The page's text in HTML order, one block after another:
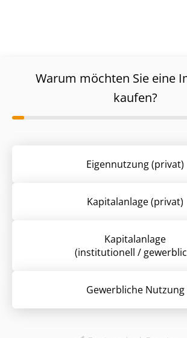
Warum möchten Sie eine
kaufen?
Eigennutzung (privat)
Kapitalanlage (privat)
Kapitalanlage
(institutionell /
Gewerbliche Nutzung